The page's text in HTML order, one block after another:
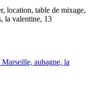
location, table de mixage,
la valentine, 13